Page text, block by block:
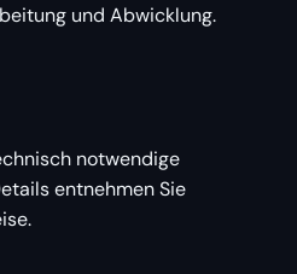
und Abwicklung.
notwendige
entnehmen Sie